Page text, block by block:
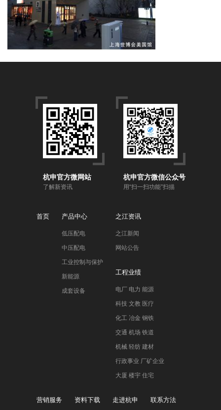
杭申官方微网站
了解新资讯
杭申官方微信公众号
用“扫一扫功能”扫描
首页 产品中心
低压配电
中压配电
工业控制与保护
新能源
成套设备
之江资讯
之江新闻
网站公告
工程业绩
电厂 电力 能源
科技 文教 医疗
化工 冶金 钢铁
交通 机场 铁道
机械 轻纺 建材
行政事业 厂矿企业
大厦 楼宇 住宅
营销服务 资料下载 走进杭申 联系方法